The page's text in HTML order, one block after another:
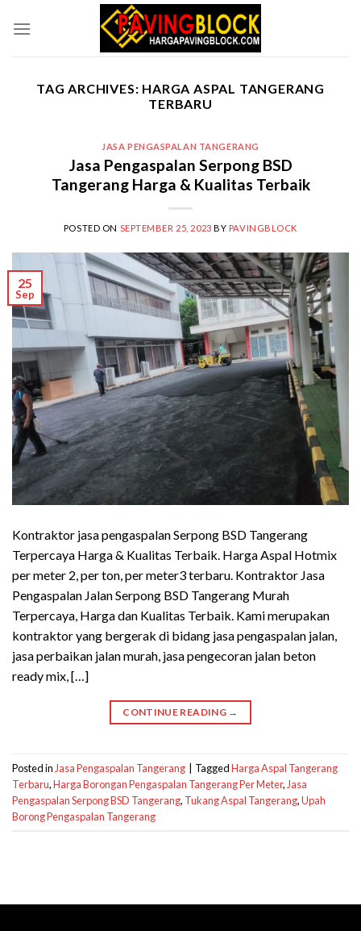
TAG ARCHIVES: HARGA ASPAL TANGERANG
TERBARU
JASA PENGASPALAN TANGERANG
Jasa Pengaspalan Serpong BSD
Tangerang Harga & Kualitas Terbaik
POSTED ON SEPTEMBER 25, 2023 BY PAVINGBLOCK
25
Sep
Kontraktor jasa pengaspalan Serpong BSD Tangerang
Terpercaya Harga & Kualitas Terbaik. Harga Aspal Hotmix
per meter 2, per ton, per meter3 terbaru. Kontraktor Jasa
Pengaspalan Jalan Serpong BSD Tangerang Murah
Terpercaya, Harga dan Kualitas Terbaik. Kami merupakan
kontraktor yang bergerak di bidang jasa pengaspalan jalan,
jasa perbaikan jalan murah, jasa pengecoran jalan beton
ready mix, […]
CONTINUE READING →
Posted in Jasa Pengaspalan Tangerang TaggedHarga Aspal Tangerang
Terbaru,Harga Borongan Pengaspalan Tangerang Per Meter, Jasa
Pengaspalan Serpong BSD Tangerang, Tukang Aspal Tangerang,Upah
Borong Pengaspalan Tangerang